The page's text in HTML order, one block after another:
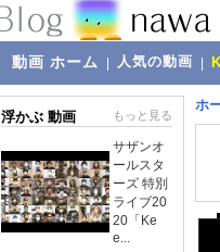
動画 ホーム 人気の動画
浮かぶ 動画 もっと見る
サザンオ
ールスタ
ーズ 特別
ライブ20
20「Ke
e...
ホ